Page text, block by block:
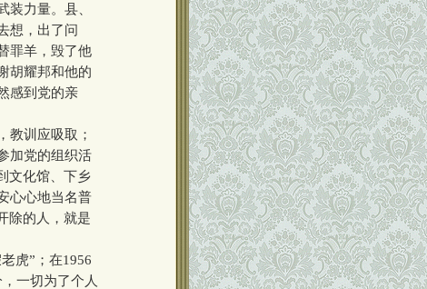
力量。县、
想，出了问
罪羊，毁了他
胡耀邦和他的
感到党的亲
训应吸取；
加党的组织活
文化馆、下乡
心心地当名普
除的人，就是
虎”；在1956
一切为了个人